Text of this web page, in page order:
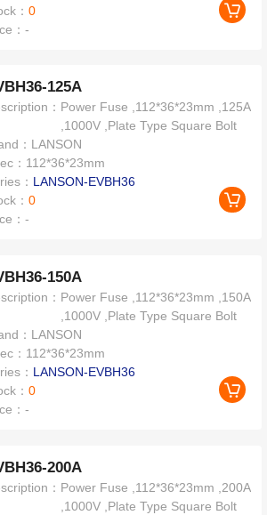
：0
：-
125A
： Power Fuse ,112*36*23mm ,125A
,1000V ,Plate Type Square Bolt
： LANSON
： 112*36*23mm
： LANSON-EVBH36
：0
：-
150A
： Power Fuse ,112*36*23mm ,150A
,1000V ,Plate Type Square Bolt
： LANSON
： 112*36*23mm
： LANSON-EVBH36
：0
：-
200A
： Power Fuse ,112*36*23mm ,200A
,1000V ,Plate Type Square Bolt